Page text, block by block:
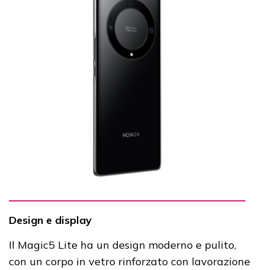
Design e display
Il Magic5 Lite ha un design moderno e pulito,
con un corpo in vetro rinforzato con lavorazione